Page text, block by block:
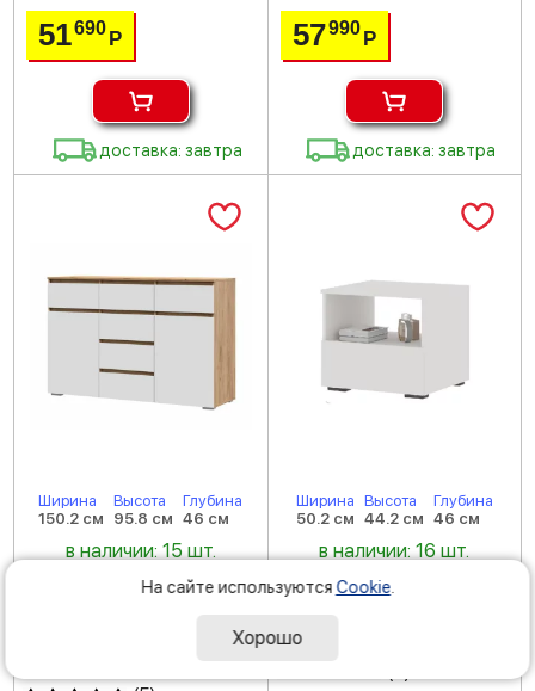
51690Р
доставка: завтра
57990 Р
доставка: завтра
Ширина
150.2 см
Высота
95.8 см
Глубина
46 см
в наличии: 15 шт.
Комод Хелен КМ 05 под
Ширина
50.2 см
Высота
44.2 см
Глубина
46 см
в наличии: 16 шт.
Напольная тумба Хелен
Код товара: 198745
На сайте используются Cookie
Хорошо